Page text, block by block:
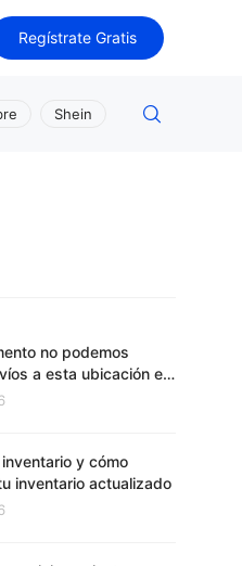
Regístrate Gratis
Shein
no podemos
a esta ubicación en
y cómo
inventario actualizado